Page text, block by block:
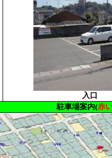
入口
駐車場案内(赤